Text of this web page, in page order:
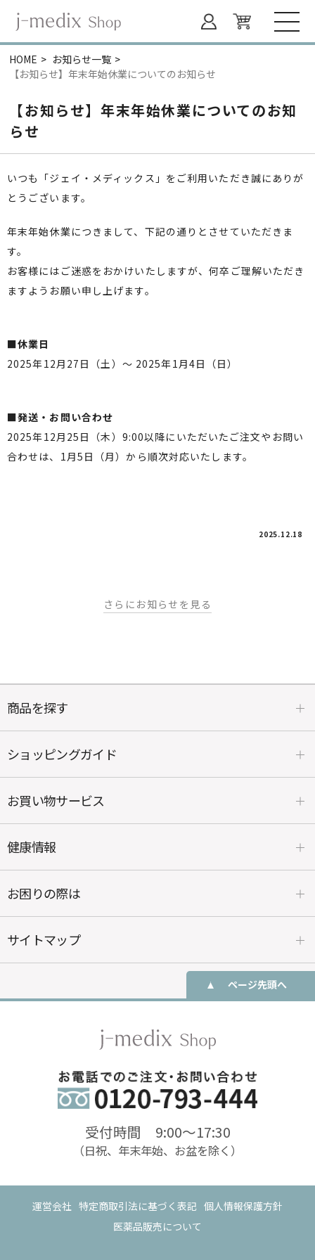
HOME
お知らせ一覧
【お知らせ】年末年始休業についてのお知らせ
【お知らせ】年末年始休業についてのお知
らせ
いつも「ジェイ・メディックス」をご利用いただき誠にありが
とうございます。
年末年始休業につきまして、下記の通りとさせていただきま
す。
お客様にはご迷惑をおかけいたしますが、何卒ご理解いただき
ますようお願い申し上げます。
■休業日
2025年12月27日（土）～ 2025年1月4日（日）
■発送・お問い合わせ
2025年12月25日（木）9:00以降にいただいたご注文やお問い
合わせは、1月5日（月）から順次対応いたします。
2025.12.18
さらにお知らせを見る
商品を探す
ショッピングガイド
お買い物サービス
健康情報
お困りの際は
サイトマップ
ページ先頭へ
受付時間 9:00〜17:30
（日祝、年末年始、お盆を除く）
運営会社 特定商取引法に基づく表記 個人情報保護方針
医薬品販売について